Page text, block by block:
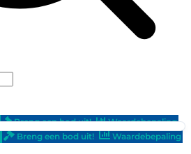
Breng een bod uit!
Waardebepaling
Breng een bod uit! Waardebepaling